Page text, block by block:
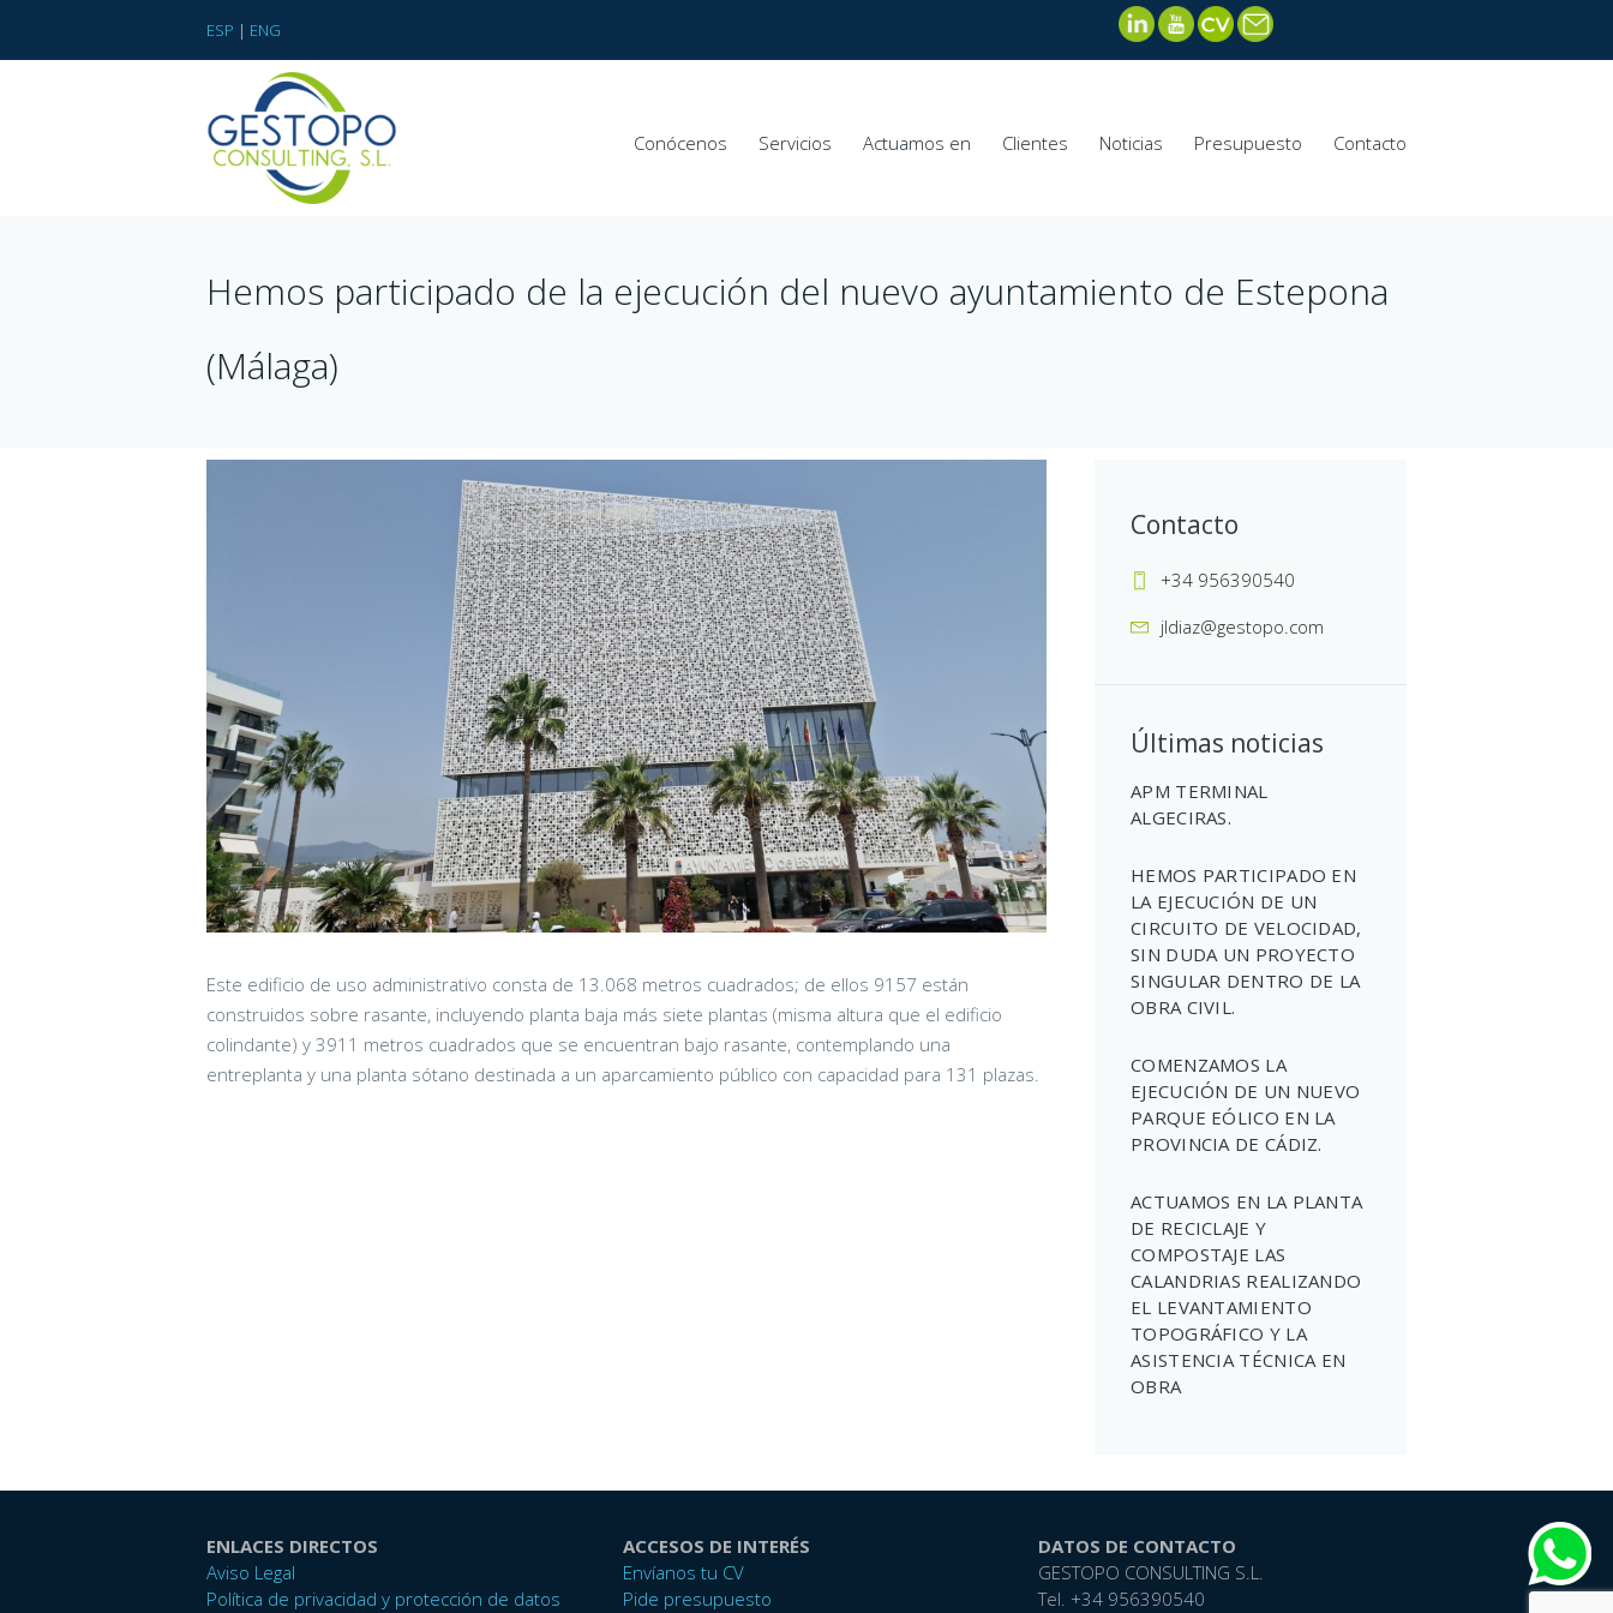
ESP | ENG
Conócenos Servicios Actuamos en Clientes Noticias Presupuesto Contacto
Hemos participado de la ejecución del nuevo ayuntamiento de Estepona
(Málaga)
Este edificio de uso administrativo consta de 13.068 metros cuadrados; de ellos 9157 están
construidos sobre rasante, incluyendo planta baja más siete plantas (misma altura que el edificio
colindante) y 3911 metros cuadrados que se encuentran bajo rasante, contemplando una
entreplanta y una planta sótano destinada a un aparcamiento público con capacidad para 131 plazas.
Contacto
+34 956390540
jldiaz@gestopo.com
Últimas noticias
APM TERMINAL
ALGECIRAS.
HEMOS PARTICIPADO EN
LA EJECUCIÓN DE UN
CIRCUITO DE VELOCIDAD,
SIN DUDA UN PROYECTO
SINGULAR DENTRO DE LA
OBRA CIVIL.
COMENZAMOS LA
EJECUCIÓN DE UN NUEVO
PARQUE EÓLICO EN LA
PROVINCIA DE CÁDIZ.
ACTUAMOS EN LA PLANTA
DE RECICLAJE Y
COMPOSTAJE LAS
CALANDRIAS REALIZANDO
EL LEVANTAMIENTO
TOPOGRÁFICO Y LA
ASISTENCIA TÉCNICA EN
OBRA
ENLACES DIRECTOS
Aviso Legal
Política de privacidad y protección de datos
ACCESOS DE INTERÉS
Envíanos tu CV
Pide presupuesto
DATOS DE CONTACTO
GESTOPO CONSULTING S.L.
Tel. +34 956390540